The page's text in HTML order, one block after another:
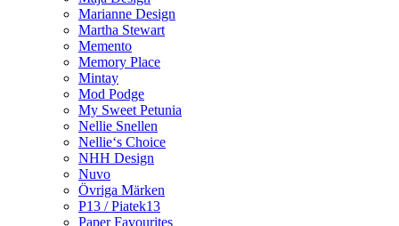
Marianne Design
Martha Stewart
Memento
Memory Place
Mintay
Mod Podge
My Sweet Petunia
Nellie Snellen
Nellie‘s Choice
NHH Design
Nuvo
Övriga Märken
P13 / Piatek13
Paper Favourites